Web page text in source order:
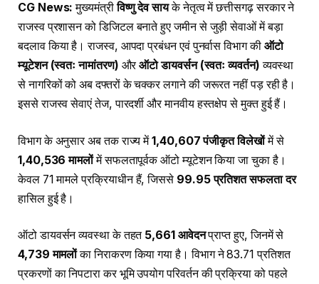
CG News: मुख्यमंत्रीविष्णु देव सायके नेतृत्व में छत्तीसगढ़ सरकार ने
राजस्व प्रशासन को डिजिटल बनाते हुए जमीन से जुड़ी सेवाओं में बड़ा
बदलाव किया है। राजस्व, आपदा प्रबंधन एवं पुनर्वास विभाग की ऑटो
म्यूटेशन (स्वतः नामांतरण) औरऑटो डायवर्सन (स्वतः व्यवर्तन) व्यवस्था
से नागरिकों को अब दफ्तरों के चक्कर लगाने की जरूरत नहीं पड़ रही है।
इससे राजस्व सेवाएं तेज, पारदर्शी और मानवीय हस्तक्षेप से मुक्त हुई हैं।
विभाग के अनुसार अब तक राज्य में1,40,607 पंजीकृत विलेखोंमें से
1,40,536 मामलोंमें सफलतापूर्वक ऑटो म्यूटेशन किया जा चुका है।
केवल 71 मामले प्रक्रियाधीन हैं, जिससे 99.95 प्रतिशत सफलता दर
हासिल हुई है।
ऑटो डायवर्सन व्यवस्था के तहत 5,661 आवेदनप्राप्त हुए, जिनमें से
4,739 मामलोंका निराकरण किया गया है। विभाग ने 83.71 प्रतिशत
प्रकरणों का निपटारा कर भूमि उपयोग परिवर्तन की प्रक्रिया को पहले